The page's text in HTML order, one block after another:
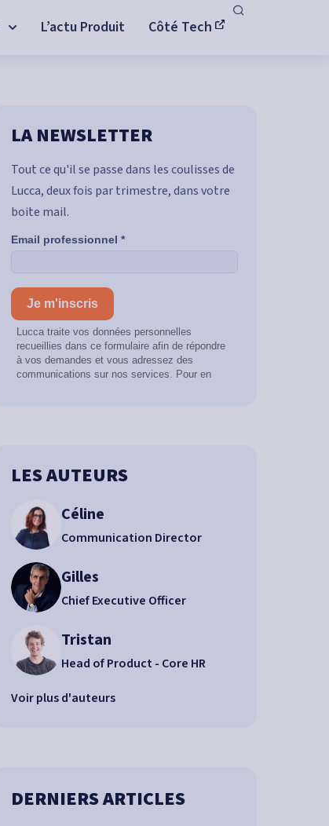
L’actu Produit Côté Tech
LA NEWSLETTER
Tout ce qu'il se passe dans les coulisses de
Lucca, deux fois par trimestre, dans votre
boite mail.
LES AUTEURS
Céline
Communication Director
Gilles
Chief Executive Officer
Tristan
Head of Product - Core HR
Voir plus d'auteurs
DERNIERS ARTICLES